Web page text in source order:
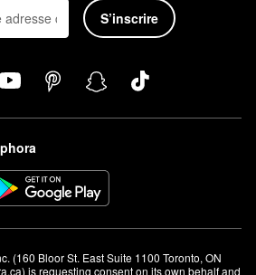
S’inscrire
(160 Bloor St. East Suite 1100 Toronto, ON
is requesting consent on its own behalf and